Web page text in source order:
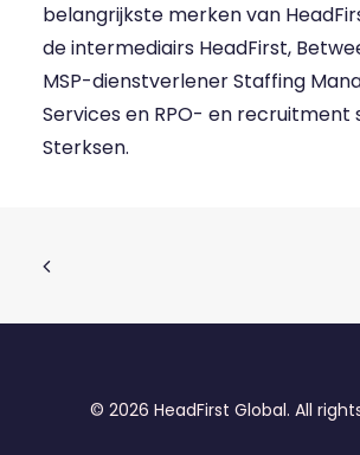
belangrijkste merken van
de intermediairs HeadFirst,
MSP-dienstverlener Staffing
Services en RPO- en recruitment
Sterksen.
© 2026 HeadFirst Global. All